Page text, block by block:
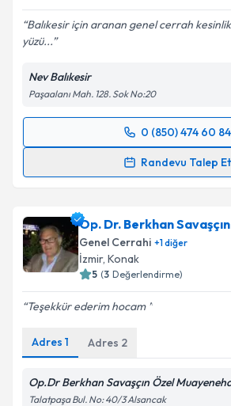
Balıkesir için aranan genel cerrah
yüzü...
Nev Balıkesir
Paşaalanı Mah. 128. Sok No:20
0 (850) 474 60 84
Randevu Talep Et
Randevu Takvimi Talebi
için bir takvim hazırlandığında e-
bilgilendireceğiz.
E-posta Adresiniz
Kişisel verilerimin işlenmesine
kapsamda işlenmesini kabul
Op. Dr. Berkhan Savaşçın
Genel Cerrahi +1diğer
İzmir, Konak
5 (3 Değerlendirme)
Teşekkür ederim hocam
Adres 1 Adres 2
Op.Dr Berkhan Savaşçın Özel
Talatpaşa Bul. No: 40/3 Alsancak